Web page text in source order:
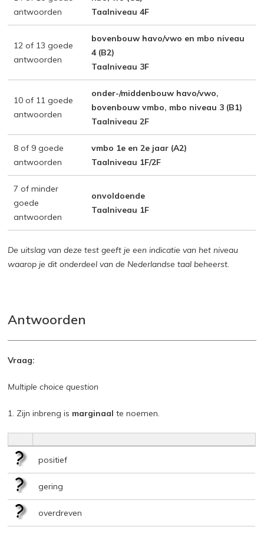
antwoorden
Taalniveau 4F
12 of 13 goede
antwoorden
bovenbouw havo/vwo en mbo niveau
4 (B2)
Taalniveau 3F
10 of 11 goede
antwoorden
onder-/middenbouw havo/vwo,
bovenbouw vmbo, mbo niveau 3 (B1)
Taalniveau 2F
8 of 9 goede
antwoorden
vmbo 1e en 2e jaar (A2)
Taalniveau 1F/2F
7 of minder
goede
antwoorden
onvoldoende
Taalniveau 1F
De uitslag van deze test geeft je een indicatie van het niveau
waarop je dit onderdeel van de Nederlandse taal beheerst.
Antwoorden
Vraag:
Multiple choice question
1. Zijn inbreng is marginaal te noemen.
positief
gering
overdreven